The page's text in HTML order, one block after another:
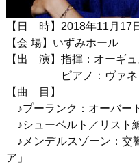
【日 時】 2018年11 月 17
【会 場】いずみホール
【出 演】指揮：オーギ
ピアノ：ヴァネッ
【曲 目】
♪プーランク：オーバー
♪シューベルト／リスト
♪メンデルスゾーン：交
ア」